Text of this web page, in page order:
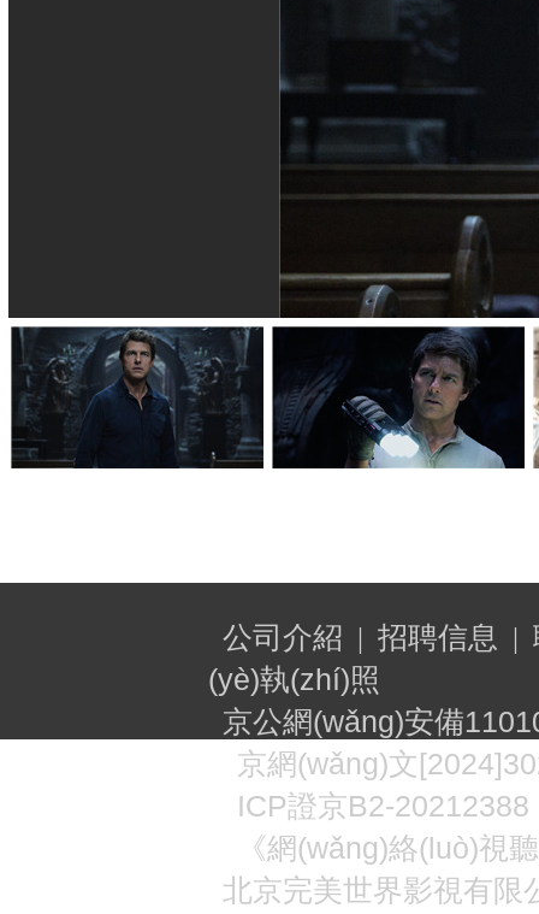
公司介紹 | 招聘信息 |
(yè)執(zhí)照
京公網(wǎng)安備
京網(wǎng)文
ICP證京B2-20212388
《網(wǎng)絡(luò)視
北京完美世界影視有限